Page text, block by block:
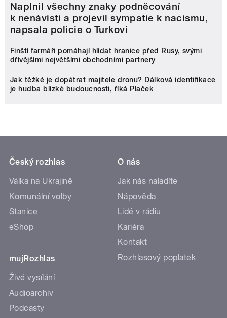
Naplnil všechny znaky podněcování
k nenávisti a projevil sympatie k nacismu,
napsala policie o Turkovi
Finští farmáři pomáhají hlídat hranice před Rusy, svými
dřívějšími největšími obchodními partnery
Jak těžké je dopátrat majitele dronu? Dálková identifikace
je hudba blízké budoucnosti, říká Plaček
Český rozhlas
Válka na Ukrajině
Komunální volby
Stanice
eShop
mujRozhlas
Živé vysílání
Audioarchiv
Podcasty
O nás
Jak nás naladíte
Nápověda
Lidé v rádiu
Kariéra
Kontakt
Rozhlasový poplatek